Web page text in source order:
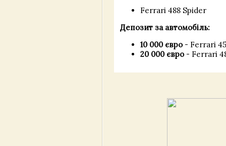
Ferrari 488 Spider
Депозит за автомобіль:
10 000 євро- Ferrari
20 000 євро- Ferrari